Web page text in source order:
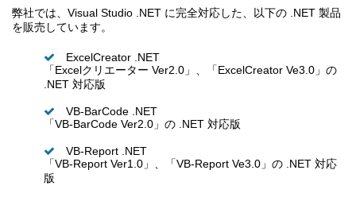
弊社では、Visual Studio .NET に完全対応した、以下の .NET 製品
を販売しています。
ExcelCreator .NET
「Excelクリエーター Ver2.0」、「ExcelCreator Ve3.0」の
.NET 対応版
VB-BarCode .NET
「VB-BarCode Ver2.0」の .NET 対応版
VB-Report .NET
「VB-Report Ver1.0」、「VB-Report Ve3.0」の .NET 対応
版